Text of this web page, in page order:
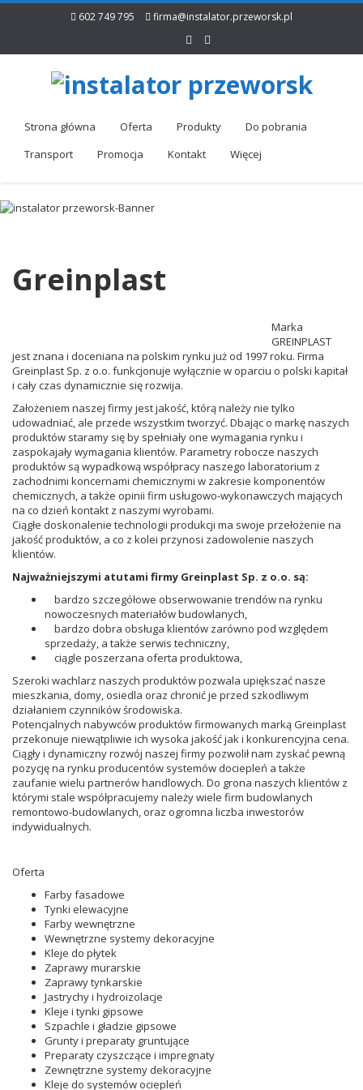
602 749 795 firma@instalator.przeworsk.pl
Strona główna Oferta Produkty
Do pobrania
Transport
Promocja Kontakt Więcej
Greinplast
Marka
GREINPLAST
jest znana i doceniana na polskim rynku już od 1997 roku. Firma
Greinplast Sp. z o.o. funkcjonuje wyłącznie w oparciu o polski kapitał
i cały czas dynamicznie się rozwija.
Założeniem naszej firmy jest jakość, którą należy nie tylko
udowadniać, ale przede wszystkim tworzyć. Dbając o markę naszych
produktów staramy się by spełniały one wymagania rynku i
zaspokajały wymagania klientów. Parametry robocze naszych
produktów są wypadkową współpracy naszego laboratorium z
zachodnimi koncernami chemicznymi w zakresie komponentów
chemicznych, a także opinii firm usługowo-wykonawczych mających
na co dzień kontakt z naszymi wyrobami.
Ciągłe doskonalenie technologii produkcji ma swoje przełożenie na
jakość produktów, a co z kolei przynosi zadowolenie naszych
klientów.
Najważniejszymi atutami firmy Greinplast Sp. z o.o. są:
bardzo szczegółowe obserwowanie trendów na rynku
nowoczesnych materiałów budowlanych,
bardzo dobra obsługa klientów zarówno pod względem
sprzedaży, a także serwis techniczny,
ciągle poszerzana oferta produktowa,
Szeroki wachlarz naszych produktów pozwala upiększać nasze
mieszkania, domy, osiedla oraz chronić je przed szkodliwym
działaniem czynników środowiska.
Potencjalnych nabywców produktów firmowanych marką Greinplast
przekonuje niewątpliwie ich wysoka jakość jak i konkurencyjna cena.
Ciągły i dynamiczny rozwój naszej firmy pozwolił nam zyskać pewną
pozycję na rynku producentów systemów dociepleń a także
zaufanie wielu partnerów handlowych. Do grona naszych klientów z
którymi stale współpracujemy należy wiele firm budowlanych
remontowo-budowlanych, oraz ogromna liczba inwestorów
indywidualnych.
Oferta
Farby fasadowe
Tynki elewacyjne
Farby wewnętrzne
Wewnętrzne systemy dekoracyjne
Kleje do płytek
Zaprawy murarskie
Zaprawy tynkarskie
Jastrychy i hydroizolacje
Kleje i tynki gipsowe
Szpachle i gładzie gipsowe
Grunty i preparaty gruntujące
Preparaty czyszczące i impregnaty
Zewnętrzne systemy dekoracyjne
Kleje do systemów ociepleń